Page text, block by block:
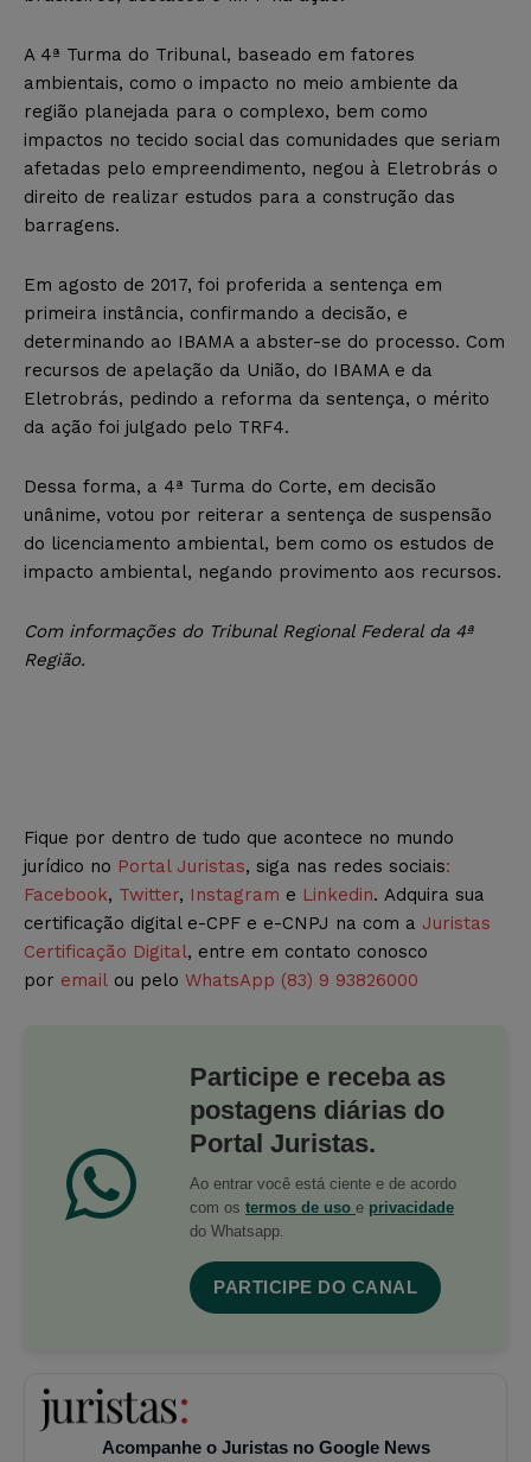
A 4ª Turma do Tribunal, baseado em fatores
ambientais, como o impacto no meio ambiente da
região planejada para o complexo, bem como
impactos no tecido social das comunidades que seriam
afetadas pelo empreendimento, negou à Eletrobrás o
direito de realizar estudos para a construção das
barragens.
Em agosto de 2017, foi proferida a sentença em
primeira instância, confirmando a decisão, e
determinando ao IBAMA a abster-se do processo. Com
recursos de apelação da União, do IBAMA e da
Eletrobrás, pedindo a reforma da sentença, o mérito
da ação foi julgado pelo TRF4.
Dessa forma, a 4ª Turma do Corte, em decisão
unânime, votou por reiterar a sentença de suspensão
do licenciamento ambiental, bem como os estudos de
impacto ambiental, negando provimento aos recursos.
Com informações do Tribunal Regional Federal da 4ª
Região.
Fique por dentro de tudo que acontece no mundo
jurídico no Portal Juristas, siga nas redes sociais:
Facebook, Twitter, Instagram e Linkedin. Adquira sua
certificação digital e-CPF e e-CNPJ na com a Juristas
Certificação Digital, entre em contato conosco
por email ou pelo WhatsApp (83) 9 93826000
Participe e receba as
postagens diárias do
Portal Juristas.
Ao entrar você está ciente e de acordo
com os termos de uso e privacidade
do Whatsapp.
PARTICIPE DO CANAL
Acompanhe o Juristas no Google News